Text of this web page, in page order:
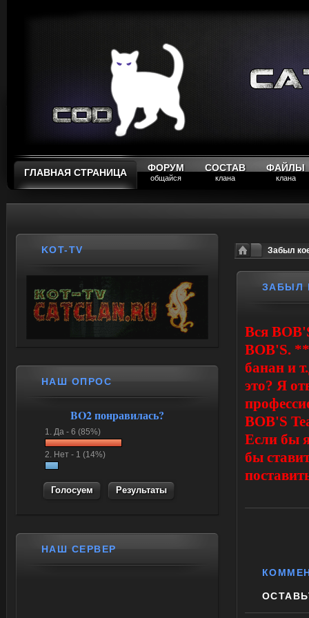
ГЛАВНАЯ СТРАНИЦА ФОРУМ
общайся
СОСТАВ
клана
ФАЙЛЫ
клана
Забыл
ЗАБЫЛ
Вся
BOB'S.
банан и
это? Я
BOB'S
Если бы
бы
KOT-TV
НАШ ОПРОС
BO2 понравилась?
1. Да - 6 (85%)
2. Нет - 1 (14%)
Результаты
НАШ СЕРВЕР